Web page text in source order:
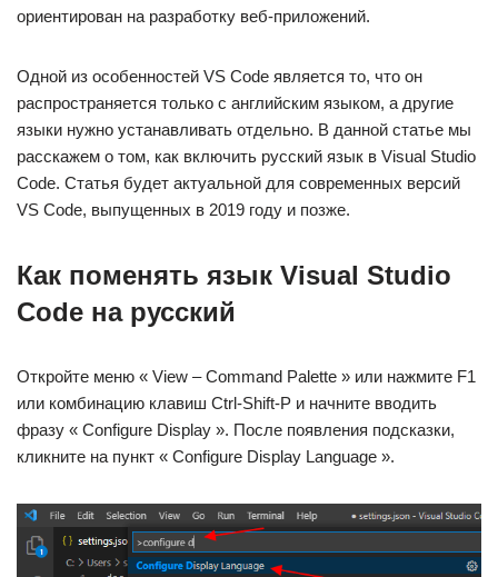
ориентирован на разработку веб-приложений.
Одной из особенностей VS Code является то, что он
распространяется только с английским языком, а другие
языки нужно устанавливать отдельно. В данной статье мы
расскажем о том, как включить русский язык в Visual Studio
Code. Статья будет актуальной для современных версий
VS Code, выпущенных в 2019 году и позже.
Как поменять язык Visual Studio
Code на русский
Откройте меню « View – Command Palette » или нажмите F1
или комбинацию клавиш Ctrl-Shift-P и начните вводить
фразу « Configure Display ». После появления подсказки,
кликните на пункт « Configure Display Language ».